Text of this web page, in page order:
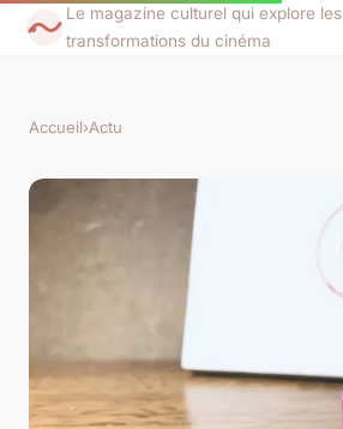
Le magazine culturel qui explore les
transformations du cinéma
Accueil›Actu